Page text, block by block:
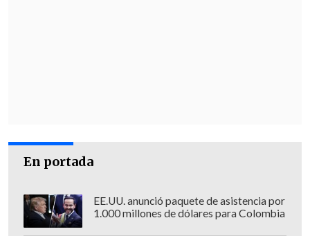
En portada
EE.UU. anunció paquete de asistencia por
1.000 millones de dólares para Colombia